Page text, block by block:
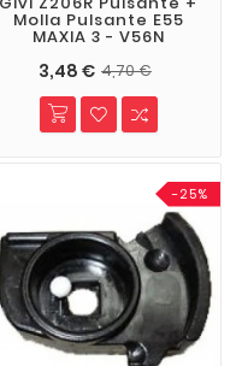
Molla Pulsante E55
MAXIA 3 - V56N
3,48 € 4,70 €
-25%